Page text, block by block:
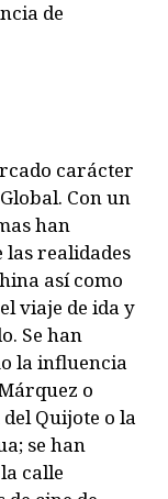
de
carácter
. Con un
han
realidades
así como
viaje de ida y
Se han
la influencia
o
Quijote o la
se han
calle